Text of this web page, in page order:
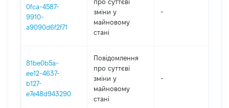
0fca-4587-
9910-
a9090d6f2f71
про суттєві
зміни y
майновому
стані
-
81be0b5a-
ee12-4637-
b127-
e7e48d943290
Повідомлення
про суттєві
зміни y
майновому
стані
-